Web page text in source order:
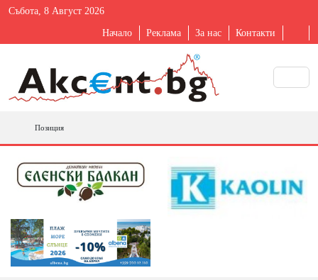
Събота, 8 Август 2026
Начало Реклама За нас Контакти
Позиция